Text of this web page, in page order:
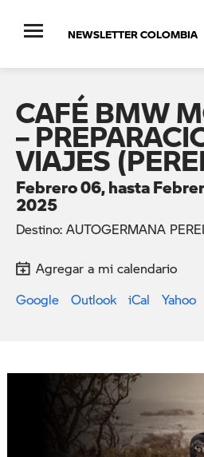
NEWSLETTER COLOMBIA
CAFÉ BMW
–
VIAJES
Febrero 06, hasta
2025
Destino: AUTOGERMANA
Agregar a mi calendario
Google
Outlook iCal Yahoo